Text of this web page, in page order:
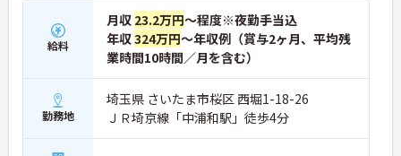
給料
月収 23.2万円～程度※夜勤手当込
年収324万円～年収例（賞与2ヶ月、平均残
業時間10時間／月を含む）
勤務地
埼玉県 さいたま市桜区 西堀1-18-26
ＪＲ埼京線「中浦和駅」徒歩4分